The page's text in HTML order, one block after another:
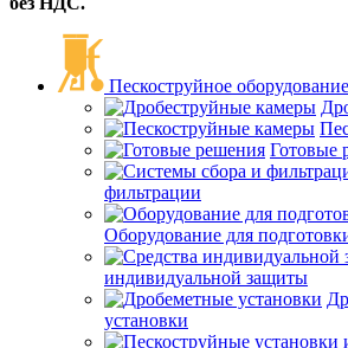
Пескоструйное оборудование
Готовые
фильтрации
Оборудование для
индивидуальной защиты
установки